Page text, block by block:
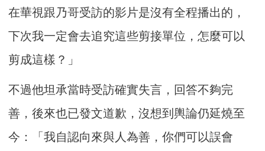
在華視跟乃哥受訪的影片是沒有全程播出的，
下次我一定會去追究這些剪接單位，怎麼可以
剪成這樣？」
不過他坦承當時受訪確實失言，回答不夠完
善，後來也已發文道歉，沒想到輿論仍延燒至
今：「我自認向來與人為善，你們可以誤會